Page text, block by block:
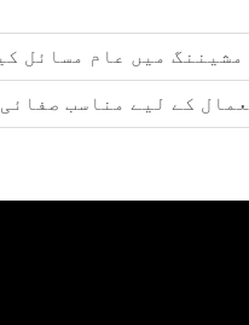
مشیننگ میں عام مسائل
کے لیے مناسب